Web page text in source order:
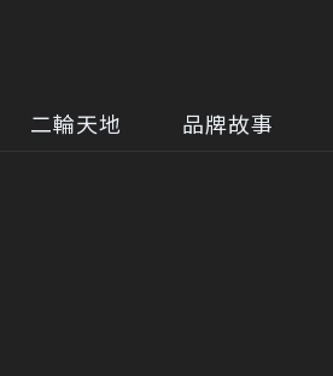
二輪天地 品牌故事